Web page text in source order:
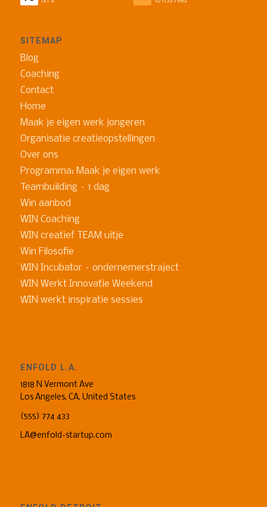
SITEMAP
Blog
Coaching
Contact
Home
Maak je eigen werk jongeren
Organisatie creatieopstellingen
Over ons
Programma: Maak je eigen werk
Teambuilding – 1 dag
Win aanbod
WIN Coaching
WIN creatief TEAM uitje
Win Filosofie
WIN Incubator – ondernemerstraject
WIN Werkt Innovatie Weekend
WIN werkt inspiratie sessies
ENFOLD L.A.
1818 N Vermont Ave
Los Angeles, CA, United States
(555) 774 433
LA@enfold-startup.com